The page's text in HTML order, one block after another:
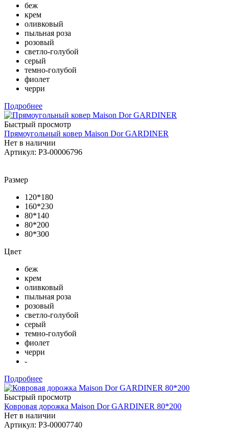
беж
крем
оливковый
пыльная роза
розовый
светло-голубой
серый
темно-голубой
фиолет
черри
Подробнее
Быстрый просмотр
Прямоугольный ковер Maison Dor GARDINER
Нет в наличии
Артикул: РЗ-00006796
Размер
120*180
160*230
80*140
80*200
80*300
Цвет
беж
крем
оливковый
пыльная роза
розовый
светло-голубой
серый
темно-голубой
фиолет
черри
-
Подробнее
Быстрый просмотр
Ковровая дорожка Maison Dor GARDINER 80*200
Нет в наличии
Артикул: РЗ-00007740